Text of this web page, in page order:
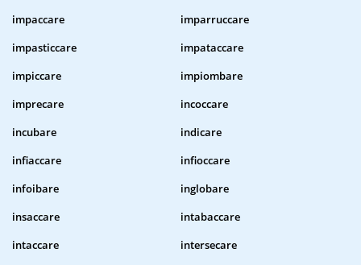
impaccare
imparruccare
impasticcare
impataccare
impiccare
impiombare
imprecare
incoccare
incubare
indicare
infiaccare
infioccare
infoibare
inglobare
insaccare
intabaccare
intaccare
intersecare